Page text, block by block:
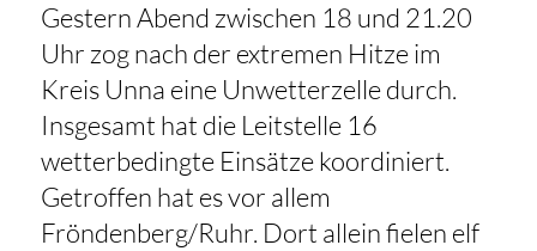
Gestern Abend zwischen 18 und 21.20
Uhr zog nach der extremen Hitze im
Kreis Unna eine Unwetterzelle durch.
Insgesamt hat die Leitstelle 16
wetterbedingte Einsätze koordiniert.
Getroffen hat es vor allem
Fröndenberg/Ruhr. Dort allein fielen elf